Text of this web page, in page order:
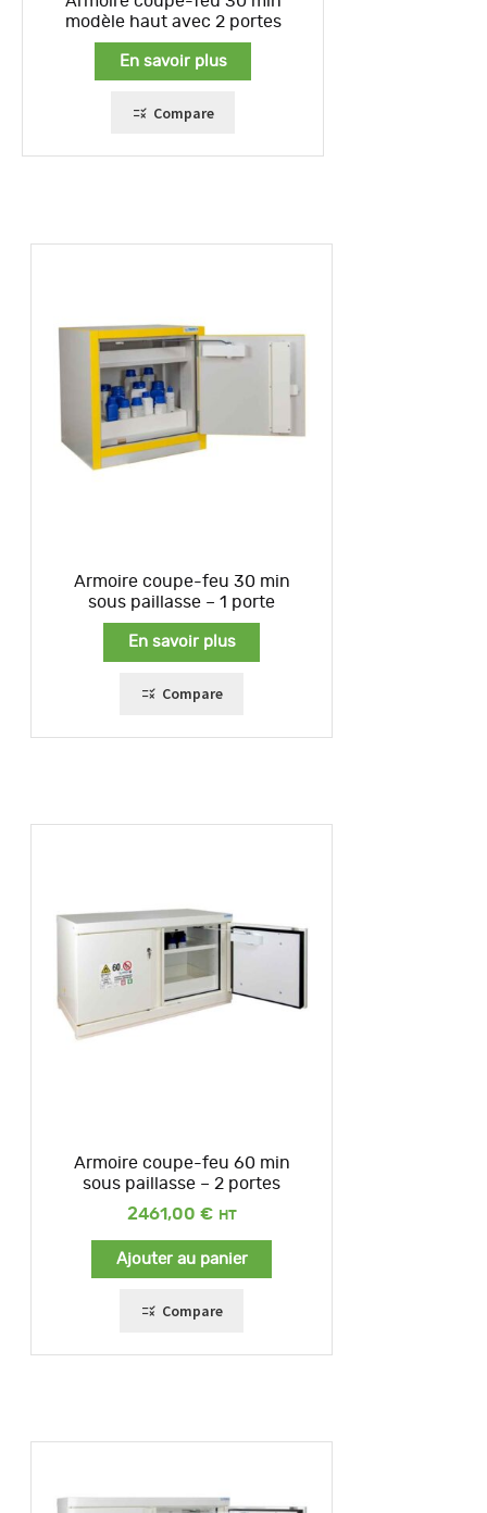
modèle haut avec 2 portes
En savoir plus
Compare
Armoire coupe-feu 30 min
sous paillasse – 1 porte
En savoir plus
Compare
Armoire coupe-feu 60 min
sous paillasse – 2 portes
2461,00 €
Ajouter au panier
Compare